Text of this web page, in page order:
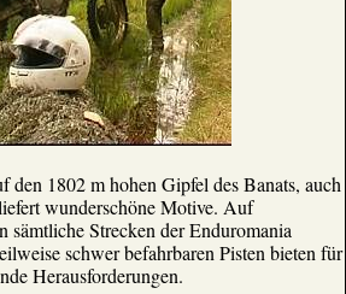
den 1802 m hohen Gipfel des Banats, auch
wunderschöne Motive. Auf
sämtliche Strecken der Enduromania
schwer befahrbaren Pisten bieten für
Herausforderungen.